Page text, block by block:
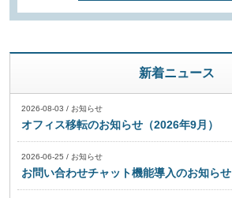
新着ニュース
2026-08-03 / お知らせ
オフィス移転のお知らせ（2026年9月）
2026-06-25 / お知らせ
お問い合わせチャット機能導入のお知らせ